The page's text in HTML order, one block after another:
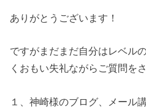
ありがとうございます！
ですがまだまだ自分はレベル
くおもい失礼ながらご質問を
１、神崎様のブログ、メール